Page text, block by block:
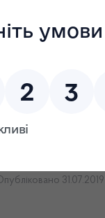
нагляд
(контроль)
№ 23МВ